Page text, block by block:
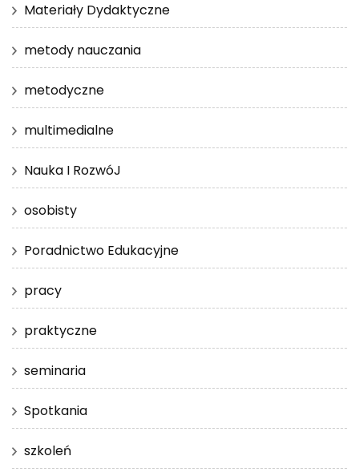
Materiały Dydaktyczne
metody nauczania
metodyczne
multimedialne
Nauka I RozwóJ
osobisty
Poradnictwo Edukacyjne
pracy
praktyczne
seminaria
Spotkania
szkoleń